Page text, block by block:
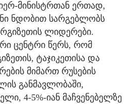
მინისტრთან ერთად,
ნდობით სარგებლობს
ლიდერები.
ცენტრი წერს, რომ
ტაჯიკეთისა და
მიმართ რუსების
განმავლობაში,
4-5%-იან მაჩვენებელზე